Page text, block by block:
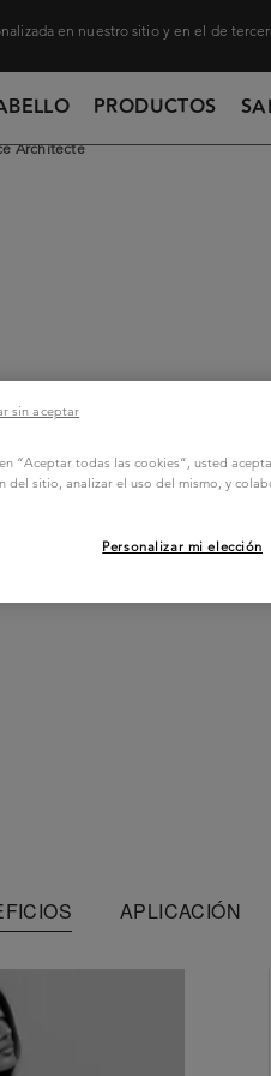
en nuestro sitio y en el de
PRODUCTOS
Architecte
APLICACIÓN
“Aceptar todas las cookies”, usted
del sitio, analizar el uso del mismo, y
Personalizar mi elección
sin aceptar